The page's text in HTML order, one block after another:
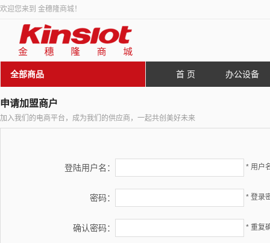
欢迎您来到 金穗隆商城！
全部商品 首 页 办公设备
申请加盟商户
加入我们的电商平台，成为我们的供应商，一起共创美好未来
登陆用户名： * 用户
密码： * 登录
确认密码： * 重复